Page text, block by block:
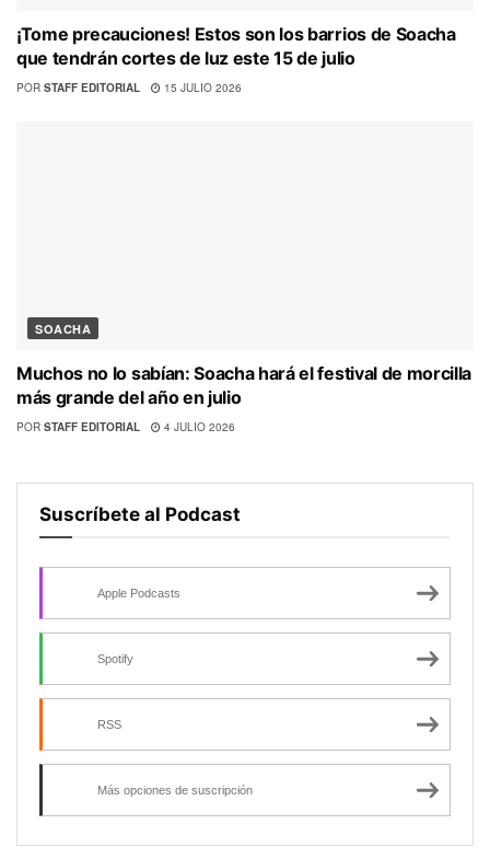
¡Tome precauciones! Estos son los barrios de Soacha
que tendrán cortes de luz este 15 de julio
POR STAFF EDITORIAL 15 JULIO 2026
SOACHA
Muchos no lo sabían: Soacha hará el festival de morcilla
más grande del año en julio
POR STAFF EDITORIAL 4 JULIO 2026
Suscríbete al Podcast
Apple Podcasts
Spotify
RSS
Más opciones de suscripción